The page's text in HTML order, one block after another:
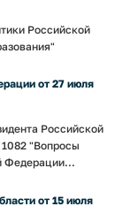
Российской
от 27 июля
Российской
"Вопросы
Федерации...
от 15 июля